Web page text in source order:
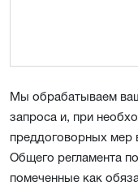
Мы обрабатываем
запроса и, при
преддоговорных мер
Общего регламента
помеченные как